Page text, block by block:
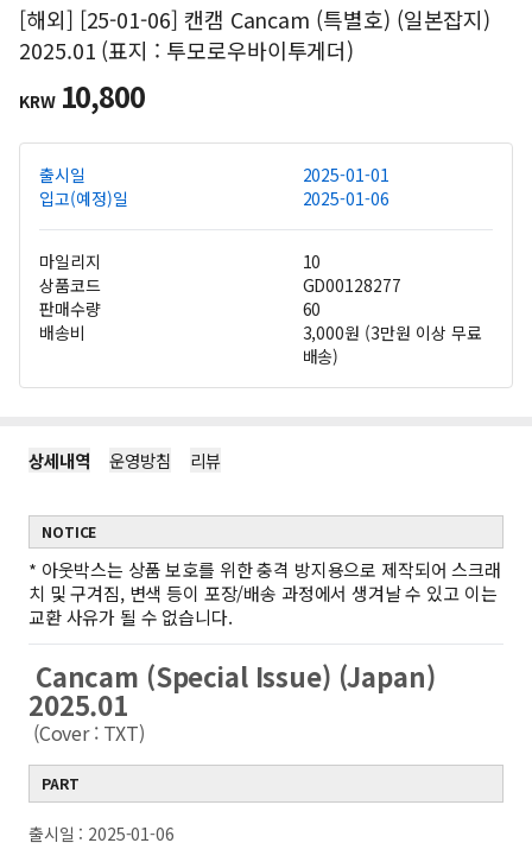
[해외] [25-01-06] 캔캠 Cancam (특별호) (일본잡지)
2025.01 (표지 : 투모로우바이투게더)
KRW 10,800
출시일
2025-01-01
입고(예정)일
2025-01-06
마일리지
10
상품코드
GD00128277
판매수량
60
배송비
3,000원 (3만원 이상 무료
배송)
상세내역 운영방침 리뷰
NOTICE
* 아웃박스는 상품 보호를 위한 충격 방지용으로 제작되어 스크래
치 및 구겨짐, 변색 등이 포장/배송 과정에서 생겨날 수 있고 이는
교환 사유가 될 수 없습니다.
Cancam (Special Issue) (Japan)
2025.01
(Cover : TXT)
PART
출시일 : 2025-01-06